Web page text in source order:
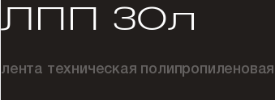
ЛПП 30л
лента техническая полипропиленовая